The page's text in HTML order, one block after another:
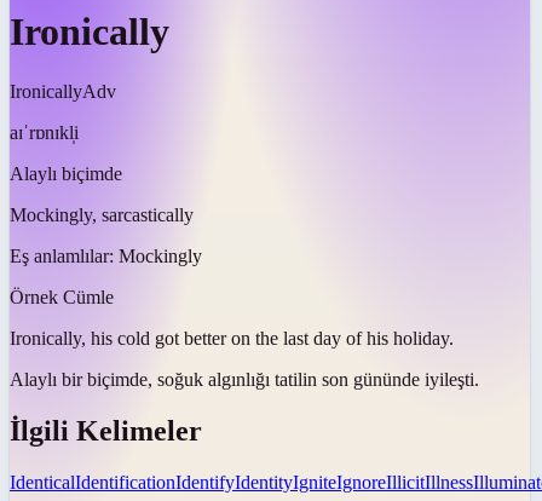
Ironically
IronicallyAdv
aɪˈrɒnɪkl̩i
Alaylı biçimde
Mockingly, sarcastically
Eş anlamlılar: Mockingly
Örnek Cümle
Ironically, his cold got better on the last day of his holiday.
Alaylı bir biçimde, soğuk algınlığı tatilin son gününde iyileşti.
İlgili Kelimeler
IdenticalIdentificationIdentifyIdentityIgniteIgnoreIllicitIllness